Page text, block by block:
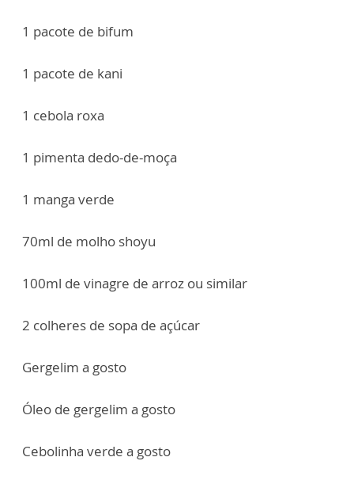
1 pacote de bifum
1 pacote de kani
1 cebola roxa
1 pimenta dedo-de-moça
1 manga verde
70ml de molho shoyu
100ml de vinagre de arroz ou similar
2 colheres de sopa de açúcar
Gergelim a gosto
Óleo de gergelim a gosto
Cebolinha verde a gosto